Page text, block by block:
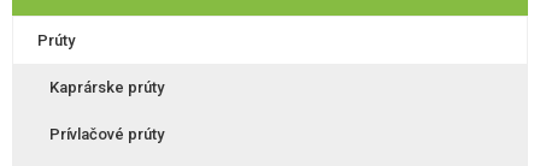
Prúty
Kaprárske prúty
Prívlačové prúty